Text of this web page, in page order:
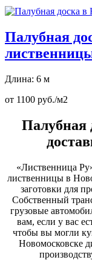
Палубная
Длина: 6 м
от 1100 руб./м2
Палубная
«Лиственница
лиственницы в
заготовки для
Собственный
грузовые
вам, если у вас
чтобы вы могли
Новомосковске